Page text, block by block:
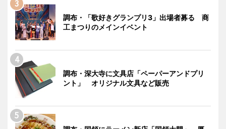
調布・「歌好きグランプリ3」出場者募る 商
工まつりのメインイベント
調布・深大寺に文具店「ペーパーアンドプリ
ント」 オリジナル文具など販売